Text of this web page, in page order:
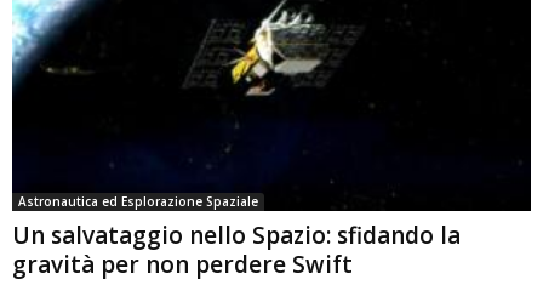
Astronautica ed Esplorazione Spaziale
Un salvataggio nello Spazio: sfidando la
gravità per non perdere Swift